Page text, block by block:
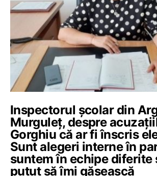
Inspectorul școlar din
Murguleț, despre
Gorghiu că ar fi înscris
Sunt alegeri interne în
suntem în echipe diferite
putut să îmi găsească